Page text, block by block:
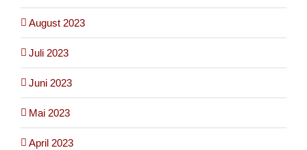
August 2023
Juli 2023
Juni 2023
Mai 2023
April 2023